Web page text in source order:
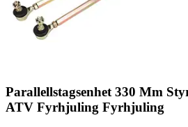
Parallellstagsenhet 330 Mm
ATV Fyrhjuling Fyrhjuling